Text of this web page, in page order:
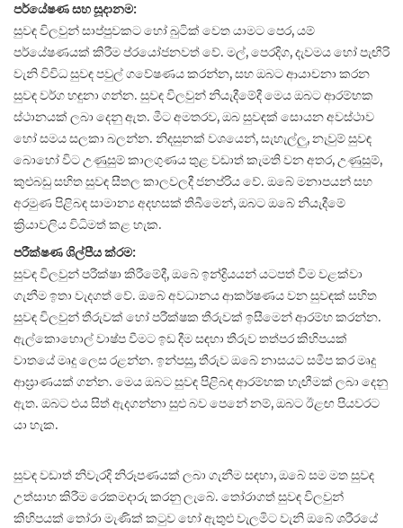
පර්යේෂණ සහ සූදානම:
සුවඳ විලවුන් සාප්පුවකට හෝ බුටික් වෙත යාමට පෙර, යම්
පර්යේෂණයක් කිරීම ප්රයෝජනවත් වේ. මල්, පෙරදිග, දැවමය හෝ පැඟිරි
වැනි විවිධ සුවඳ පවුල් ගවේෂණය කරන්න, සහ ඔබට ආයාචනා කරන
සුවඳ වර්ග හඳුනා ගන්න. සුවඳ විලවුන් නියැදීමේදී මෙය ඔබට ආරම්භක
ස්ථානයක් ලබා දෙනු ඇත. මීට අමතරව, ඔබ සුවඳක් සොයන අවස්ථාව
හෝ සමය සලකා බලන්න. නිදසුනක් වශයෙන්, සැහැල්ලු, නැවුම් සුවඳ
බොහෝ විට උණුසුම් කාලගුණය තුළ වඩාත් කැමති වන අතර, උණුසුම්,
කුළුබඩු සහිත සුවඳ සීතල කාලවලදී ජනප්රිය වේ. ඔබේ මනාපයන් සහ
අරමුණ පිළිබඳ සාමාන්‍ය අදහසක් තිබීමෙන්, ඔබට ඔබේ නියැදීමේ
ක්‍රියාවලිය විධිමත් කළ හැක.
පරීක්ෂණ ශිල්පීය ක්රම:
සුවඳ විලවුන් පරීක්ෂා කිරීමේදී, ඔබේ ඉන්ද්‍රියයන් යටපත් වීම වළක්වා
ගැනීම ඉතා වැදගත් වේ. ඔබේ අවධානය ආකර්ෂණය වන සුවඳක් සහිත
සුවඳ විලවුන් තීරුවක් හෝ පරීක්ෂක තීරුවක් ඉසීමෙන් ආරම්භ කරන්න.
ඇල්කොහොල් වාෂ්ප වීමට ඉඩ දීම සඳහා තීරුව තත්පර කිහිපයක්
වාතයේ මෘදු ලෙස රළන්න. ඉන්පසු, තීරුව ඔබේ නාසයට සමීප කර මෘදු
ආඝ්‍රාණයක් ගන්න. මෙය ඔබට සුවඳ පිළිබඳ ආරම්භක හැඟීමක් ලබා දෙනු
ඇත. ඔබට එය සිත් ඇදගන්නා සුළු බව පෙනේ නම්, ඔබට ඊළඟ පියවරට
යා හැක.
සුවඳ වඩාත් නිවැරදි නිරූපණයක් ලබා ගැනීම සඳහා, ඔබේ සම මත සුවඳ
උත්සාහ කිරීම රෙකමදාරු කරනු ලැබේ. තෝරාගත් සුවඳ විලවුන්
කිහිපයක් තෝරා මැණික් කටුව හෝ ඇතුළු වැලමිට වැනි ඔබේ ශරීරයේ